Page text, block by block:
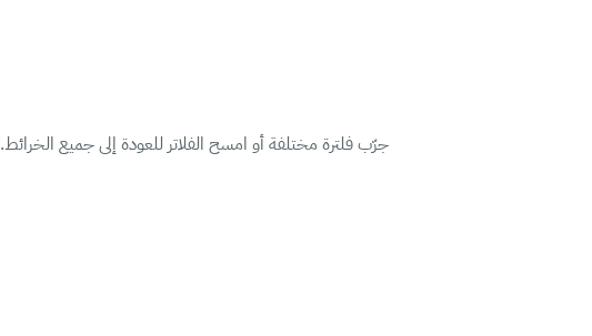
جرّب فلترة مختلفة أو امسح الفلاتر للعودة إلى جميع الخرائط.